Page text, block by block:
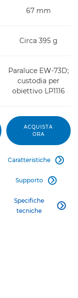
67 mm
Circa 395 g
Paraluce EW-73D;
custodia per
obiettivo LP1116
ACQUISTA
ORA
Caratteristiche 
Supporto 
Specifiche
tecniche
